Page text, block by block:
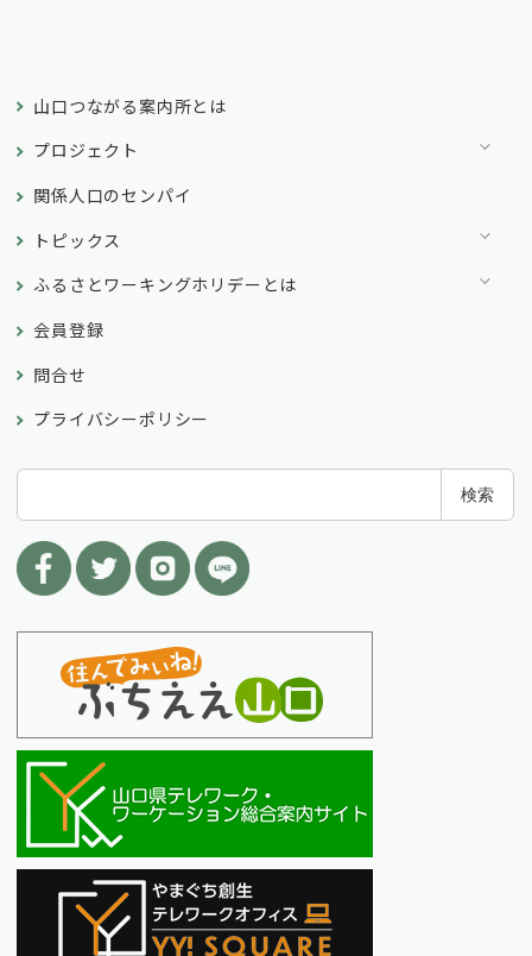
山口つながる案内所とは
プロジェクト
関係人口のセンパイ
トピックス
ふるさとワーキングホリデーとは
会員登録
問合せ
プライバシーポリシー
索
検索